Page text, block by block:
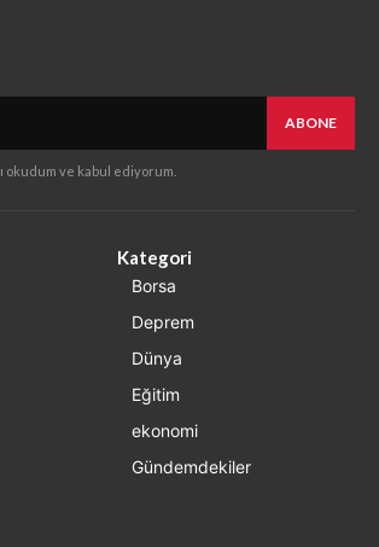
ABONE
okudum ve kabul ediyorum.
Kategori
Borsa
Deprem
Dünya
Eğitim
ekonomi
Gündemdekiler